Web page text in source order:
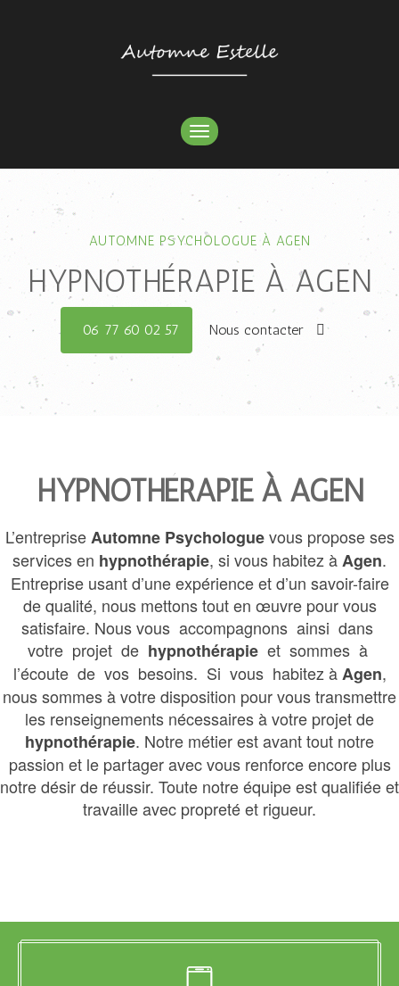
TOGGLE
NAVIGATION
AUTOMNE PSYCHOLOGUE À AGEN
HYPNOTHÉRAPIE À AGEN
06 77 60 02 57 Nous contacter
HYPNOTHÉRAPIE À AGEN
L’entrepriseAutomne Psychologuevous propose ses
services en hypnothérapie, si vous habitez àAgen.
Entreprise usant d’une expérience et d’un savoir-faire
de qualité, nous mettons tout en œuvre pour vous
satisfaire. Nous vous accompagnons ainsi dans
votre projet de hypnothérapieet sommes à
l’écoute de vos besoins. Si vous habitez àAgen,
nous sommes à votre disposition pour vous transmettre
les renseignements nécessaires à votre projet de
hypnothérapie. Notre métier est avant tout notre
passion et le partager avec vous renforce encore plus
notre désir de réussir. Toute notre équipe est qualifiée et
travaille avec propreté et rigueur.